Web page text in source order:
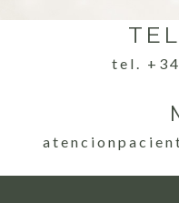
tel.